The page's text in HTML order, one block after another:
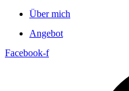
Über mich
Angebot
Facebook-f